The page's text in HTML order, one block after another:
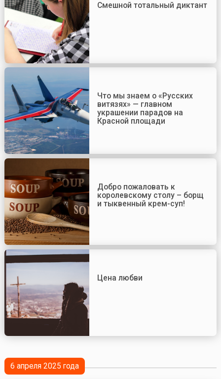
Смешной тотальный диктант
Что мы знаем о «Русских
витязях» — главном
украшении парадов на
Красной площади
Добро пожаловать к
королевскому столу – борщ
и тыквенный крем-суп!
Цена любви
6 апреля 2025 года